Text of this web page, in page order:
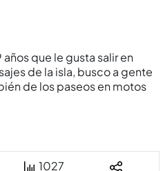
que le gusta salir en
de la isla, busco a gente
de los paseos en motos
1027